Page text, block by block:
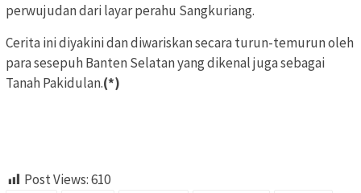
perwujudan dari layar perahu Sangkuriang.
Cerita ini diyakini dan diwariskan secara turun-temurun oleh
para sesepuh Banten Selatan yang dikenal juga sebagai
Tanah Pakidulan.(*)
Post Views:610